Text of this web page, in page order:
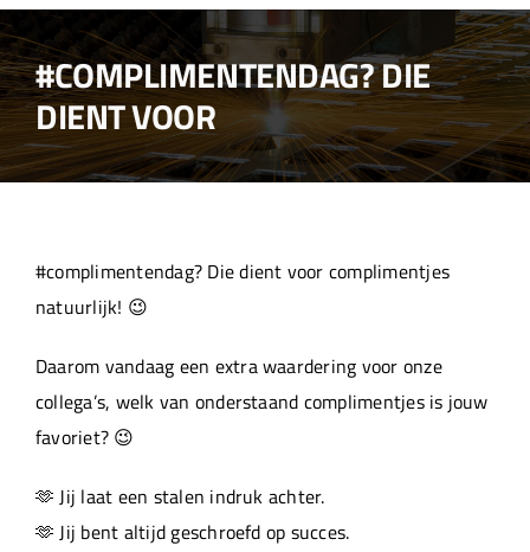
Home
Over ons
Projecten
#COMPLIMENTENDAG? DIE
DIENT VOOR
#complimentendag? Die dient voor complimentjes
natuurlijk! 😉
Daarom vandaag een extra waardering voor onze
collega’s, welk van onderstaand complimentjes is jouw
favoriet? 😉
🫶 Jij laat een stalen indruk achter.
🫶 Jij bent altijd geschroefd op succes.